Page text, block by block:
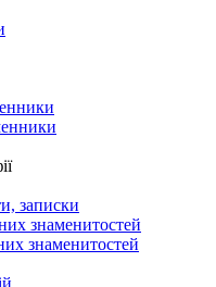
записки
знаменитостей
знаменитостей